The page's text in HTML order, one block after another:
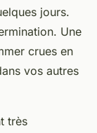
jours.
Une
crues en
vos autres
très